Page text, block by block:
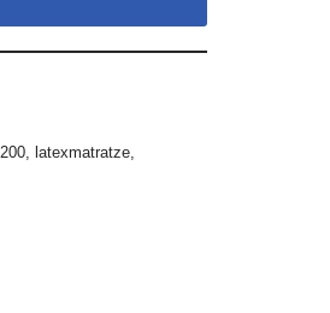
, latexmatratze,